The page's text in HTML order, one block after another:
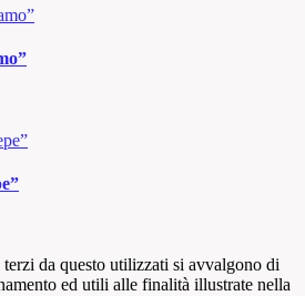
da questo utilizzati si avvalgono di
ed utili alle finalità illustrate nella